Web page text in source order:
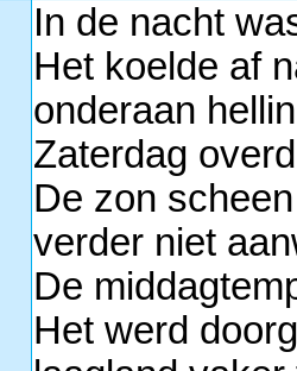
In de nacht
Het koelde af
onderaan
Zaterdag
De zon
verder niet
De
Het werd